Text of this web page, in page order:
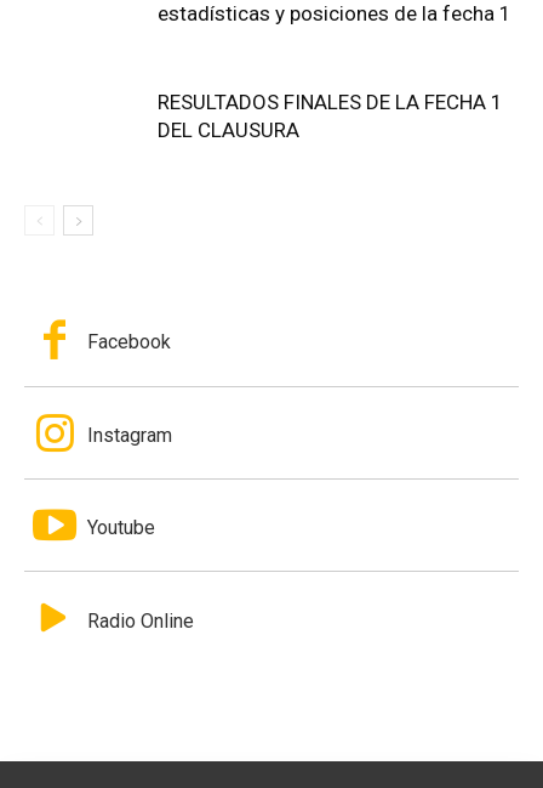
estadísticas y posiciones de la fecha 1
RESULTADOS FINALES DE LA FECHA 1
DEL CLAUSURA
Facebook
Instagram
Youtube
Radio Online